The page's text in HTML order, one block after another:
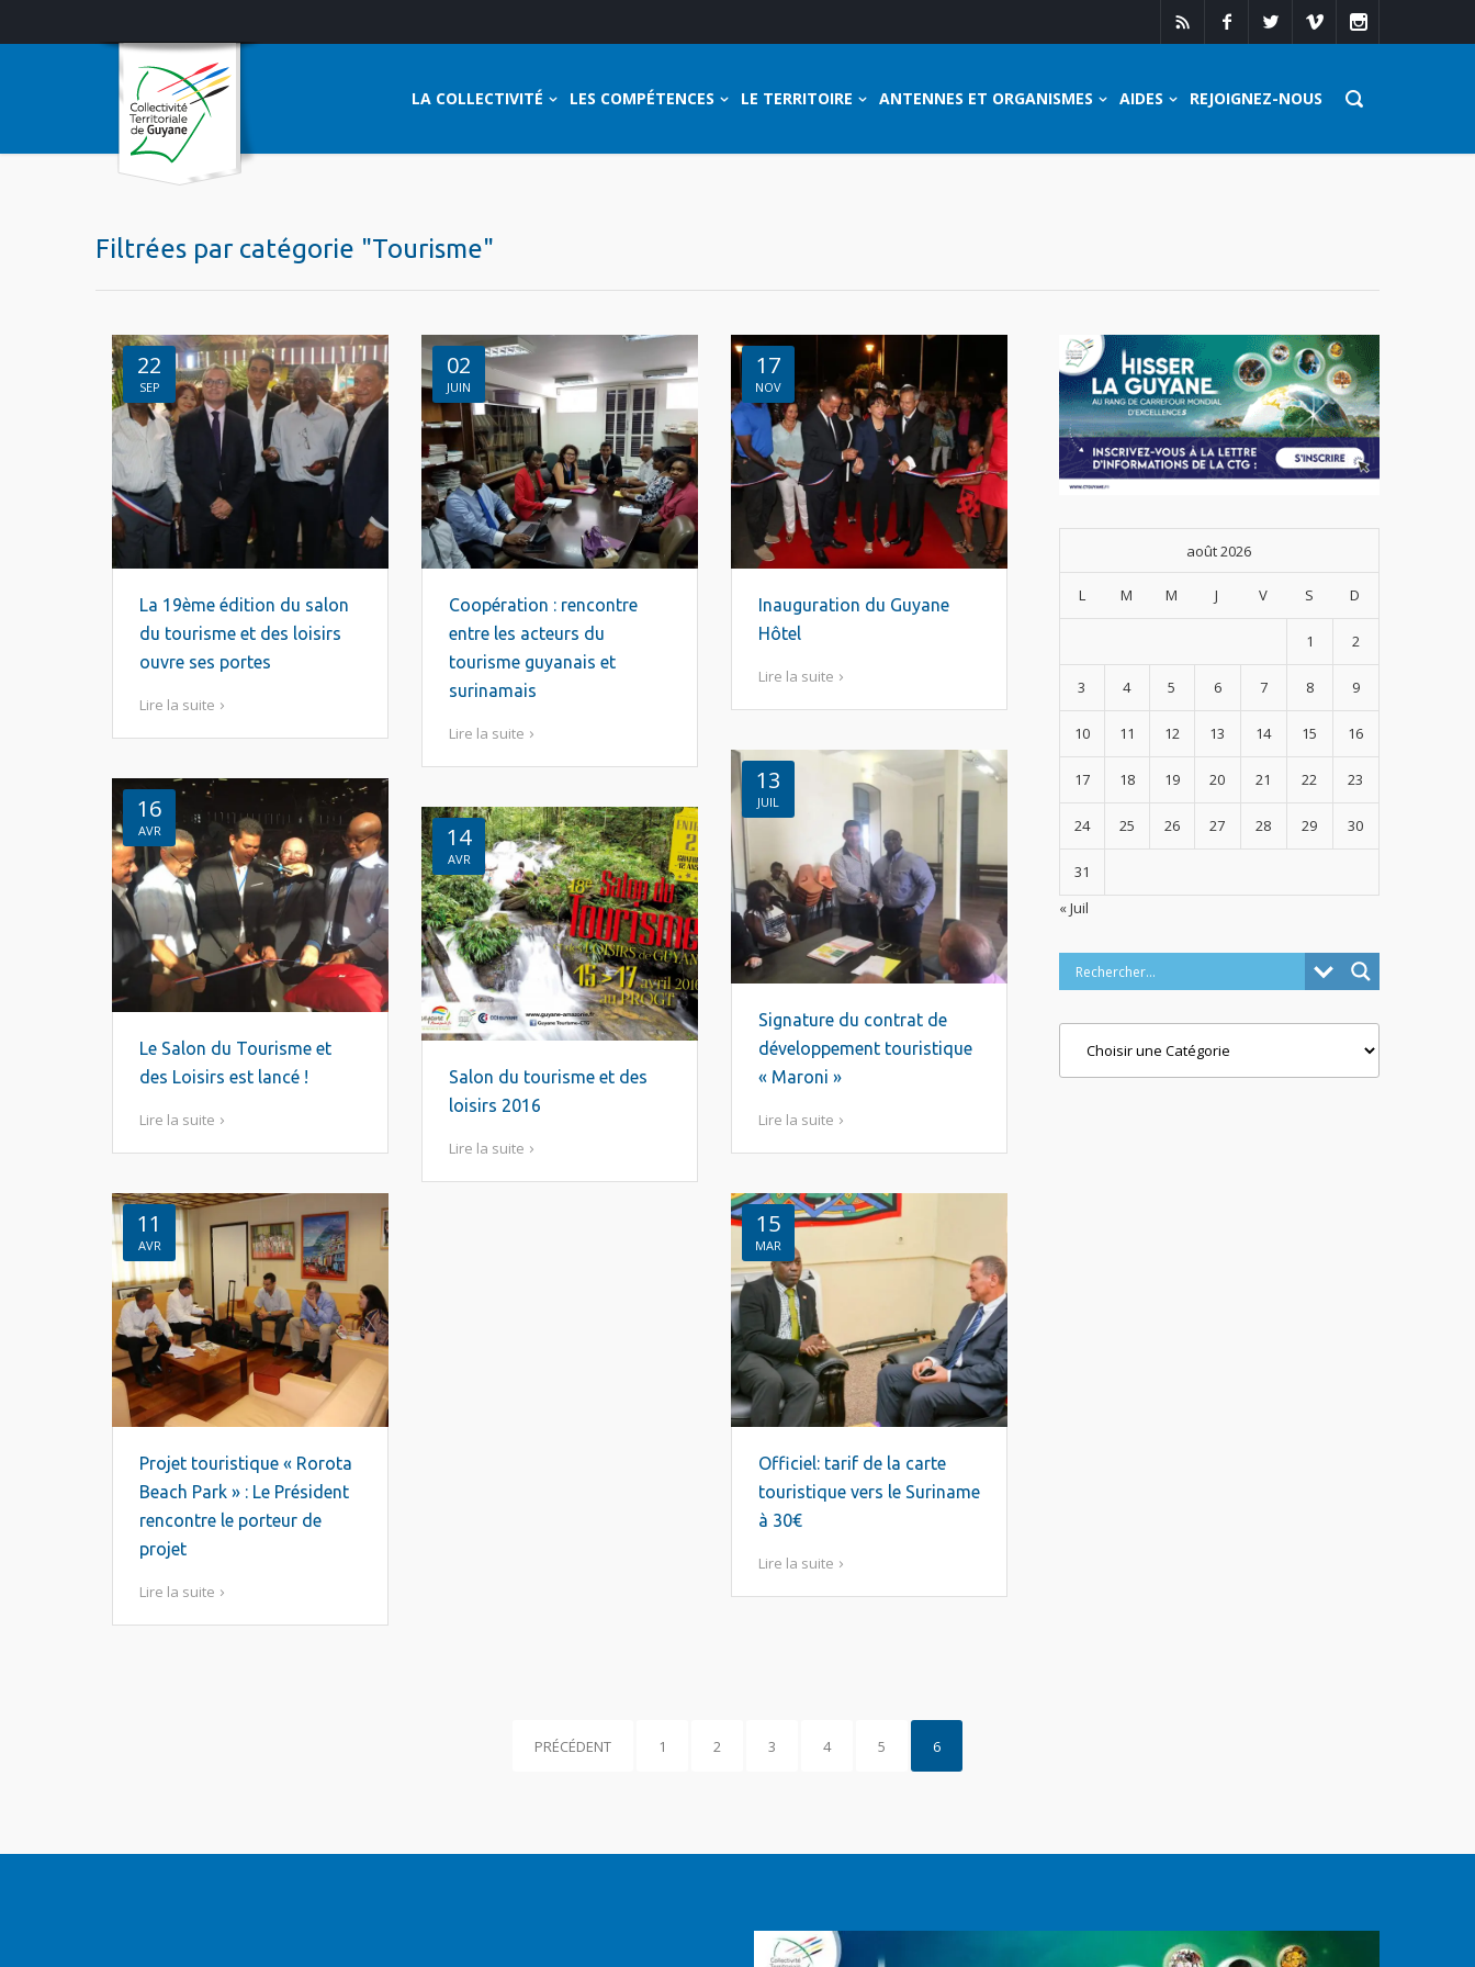
LA COLLECTIVITÉ LES COMPÉTENCES LE TERRITOIRE ANTENNES ET ORGANISMES AIDES REJOIGNEZ-NOUS
Filtrées par catégorie "Tourisme"
22
SEP
La 19ème édition du salon
du tourisme et des loisirs
ouvre ses portes
Lire la suite
02
JUIN
Coopération : rencontre
entre les acteurs du
tourisme guyanais et
surinamais
Lire la suite
17
NOV
Inauguration du Guyane
Hôtel
Lire la suite
13
JUIL
Signature du contrat de
développement touristique
« Maroni »
Lire la suite
16
AVR
Le Salon du Tourisme et
des Loisirs est lancé !
Lire la suite
14
AVR
Salon du tourisme et des
loisirs 2016
Lire la suite
11
AVR
Projet touristique « Rorota
Beach Park » : Le Président
rencontre le porteur de
projet
Lire la suite
15
MAR
Officiel: tarif de la carte
touristique vers le Suriname
à 30€
Lire la suite
août 2026
L M M J V S D
1 2
3 4 5 6 7 8 9
10 11 12 13 14 15 16
17 18 19 20 21 22 23
24 25 26 27 28 29 30
31
« Juil
PRÉCÉDENT 1 2 3 4 5 6